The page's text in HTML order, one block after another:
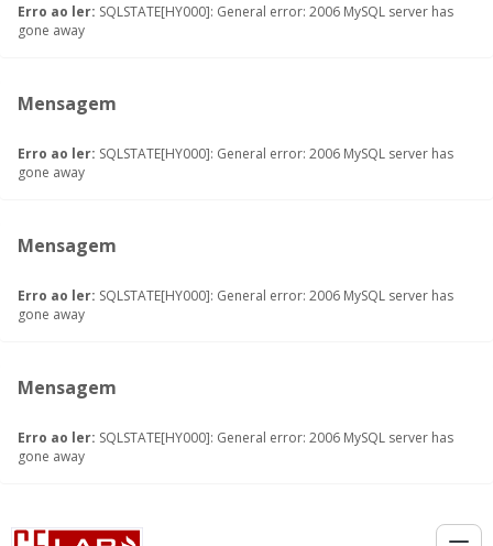
Erro ao ler: SQLSTATE[HY000]: General error: 2006 MySQL server has
gone away
Mensagem
Erro ao ler: SQLSTATE[HY000]: General error: 2006 MySQL server has
gone away
Mensagem
Erro ao ler: SQLSTATE[HY000]: General error: 2006 MySQL server has
gone away
Mensagem
Erro ao ler: SQLSTATE[HY000]: General error: 2006 MySQL server has
gone away